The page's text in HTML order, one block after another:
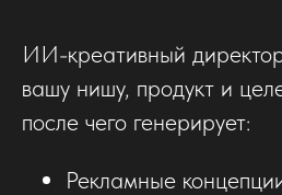
ИИ-креативный
вашу нишу, продукт и
после чего генерирует:
Рекламные